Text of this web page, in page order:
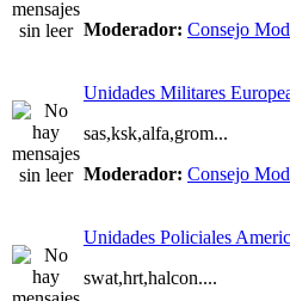
Moderador: Consejo
Unidades Militares
sas,ksk,alfa,grom...
Moderador: Consejo
Unidades Policiales
swat,hrt,halcon....